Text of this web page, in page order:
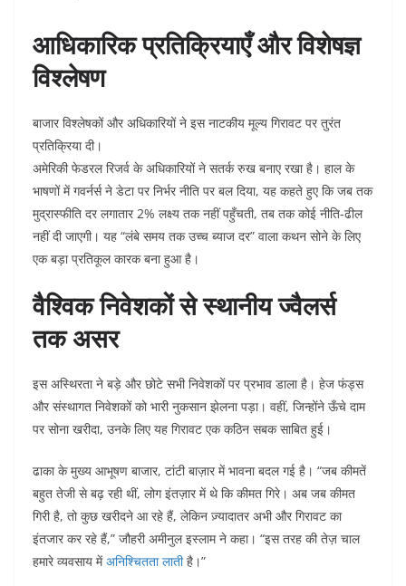
आधिकारिक प्रतिक्रियाएँ और विशेषज्ञ
विश्लेषण
बाजार विश्लेषकों और अधिकारियों ने इस नाटकीय मूल्य गिरावट पर तुरंत
प्रतिक्रिया दी।
अमेरिकी फेडरल रिजर्व के अधिकारियों ने सतर्क रुख बनाए रखा है। हाल के
भाषणों में गवर्नर्स ने डेटा पर निर्भर नीति पर बल दिया, यह कहते हुए कि जब तक
मुद्रास्फीति दर लगातार 2% लक्ष्य तक नहीं पहुँचती, तब तक कोई नीति-ढील
नहीं दी जाएगी। यह “लंबे समय तक उच्च ब्याज दर” वाला कथन सोने के लिए
एक बड़ा प्रतिकूल कारक बना हुआ है।
वैश्विक निवेशकों से स्थानीय ज्वैलर्स
तक असर
इस अस्थिरता ने बड़े और छोटे सभी निवेशकों पर प्रभाव डाला है। हेज फंड्स
और संस्थागत निवेशकों को भारी नुकसान झेलना पड़ा। वहीं, जिन्होंने ऊँचे दाम
पर सोना खरीदा, उनके लिए यह गिरावट एक कठिन सबक साबित हुई।
ढाका के मुख्य आभूषण बाजार, टांटी बाज़ार में भावना बदल गई है। “जब कीमतें
बहुत तेजी से बढ़ रही थीं, लोग इंतज़ार में थे कि कीमत गिरे। अब जब कीमत
गिरी है, तो कुछ खरीदने आ रहे हैं, लेकिन ज़्यादातर अभी और गिरावट का
इंतजार कर रहे हैं,” जौहरी अमीनुल इस्लाम ने कहा। “इस तरह की तेज़ चाल
हमारे व्यवसाय मेंअनिश्चितता लातीहै।”